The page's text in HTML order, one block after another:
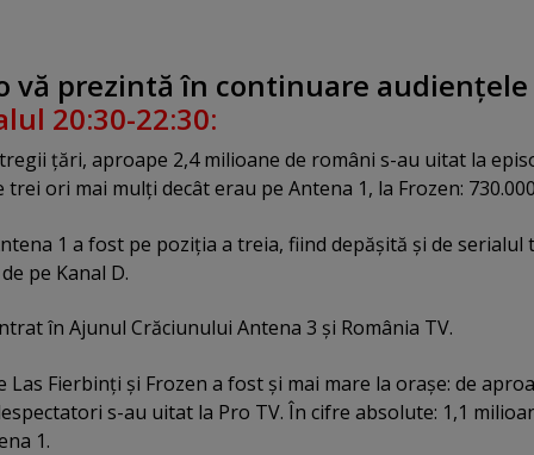
vă prezintă în continuare audienţele
20:30-22:30:
ţări, aproape 2,4 milioane de români s-au uitat la
trei ori mai mulţi decât erau pe Antena 1, la Frozen:
1 a fost pe poziţia a treia, fiind depăşită şi de serialul
pe Kanal D.
în Ajunul Crăciunului Antena 3 şi România TV.
Las Fierbinţi şi Frozen a fost şi mai mare la oraşe: de
s-au uitat la Pro TV. În cifre absolute: 1,1
1.